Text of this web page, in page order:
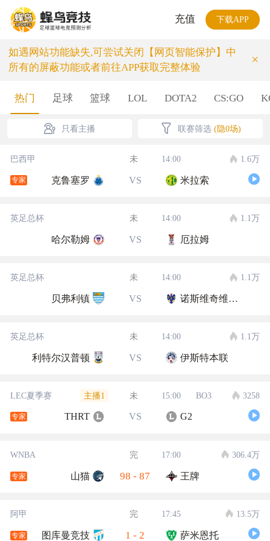
充值 下载APP
如遇网站功能缺失,可尝试关闭【网页智能保护】中
所有的屏蔽功能或者前往APP获取完整体验
×
热门 足球 篮球 LOL DOTA2 CS:GO
只看主播 联赛筛选 (隐0场)
巴西甲 未 14:00 1.6万
专家 克鲁塞罗 VS 米拉索
英足总杯 未 14:00 1.1万
哈尔勒姆 VS 厄拉姆
英足总杯 未 14:00 1.1万
贝弗利镇 VS 诺斯维奇维多利亚
英足总杯 未 14:00 1.1万
利特尔汉普顿 VS 伊斯特本联
LEC夏季赛 主播1 未 15:00 BO3 3258
专家 THRT VS G2
WNBA 完 17:00 306.4万
专家 山猫 98 - 87 王牌
阿甲 完 17:45 13.5万
专家 图库曼竞技 1 - 2 萨米恩托